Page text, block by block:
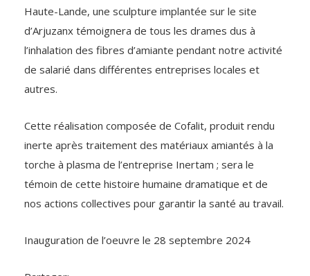
Haute-Lande, une sculpture implantée sur le site
d’Arjuzanx témoignera de tous les drames dus à
l’inhalation des fibres d’amiante pendant notre activité
de salarié dans différentes entreprises locales et
autres.
Cette réalisation composée de Cofalit, produit rendu
inerte après traitement des matériaux amiantés à la
torche à plasma de l’entreprise Inertam ; sera le
témoin de cette histoire humaine dramatique et de
nos actions collectives pour garantir la santé au travail.
Inauguration de l’oeuvre le 28 septembre 2024